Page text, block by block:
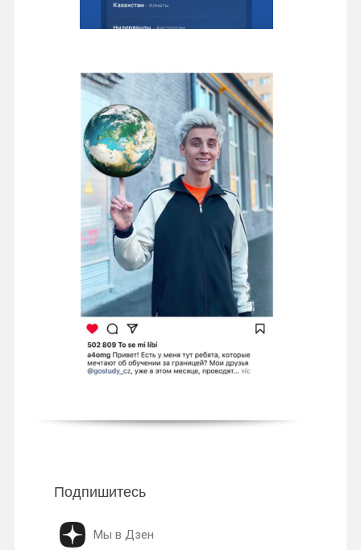
Подпишитесь
Мы в Дзен